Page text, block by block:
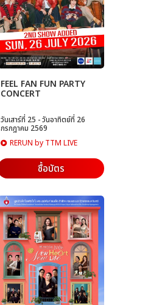
FEEL FAN FUN PARTY
CONCERT
วันเสาร์ที่ 25 - วันอาทิตย์ที่ 26
กรกฎาคม 2569
RERUN by TTM LIVE
ซื้อบัตร